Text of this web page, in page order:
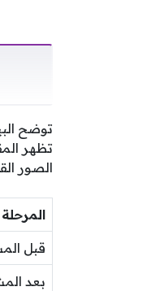
توضح
تظهر
الصور
المرحلة
قبل
بعد